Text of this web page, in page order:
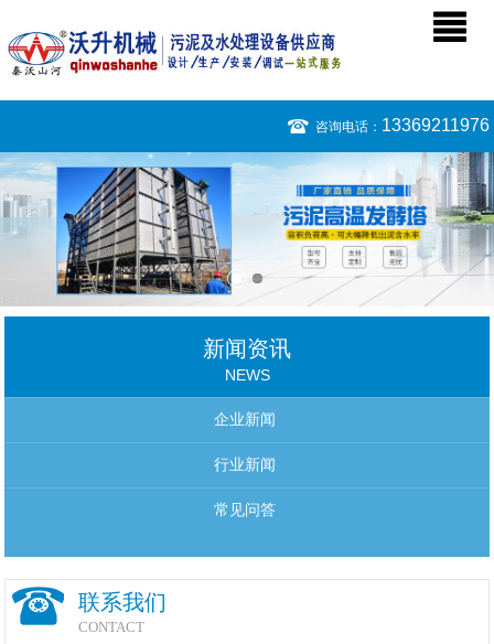
咨询电话： 13369211976
新闻资讯
NEWS
企业新闻
行业新闻
常见问答
联系我们
CONTACT